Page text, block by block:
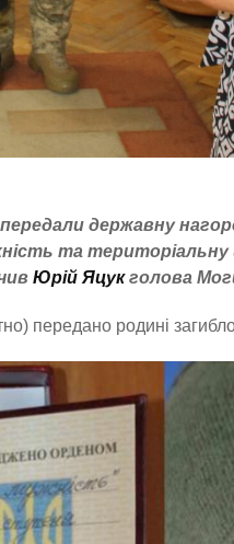
державну
та територіальну
Юрій Яцукголова
передано родині